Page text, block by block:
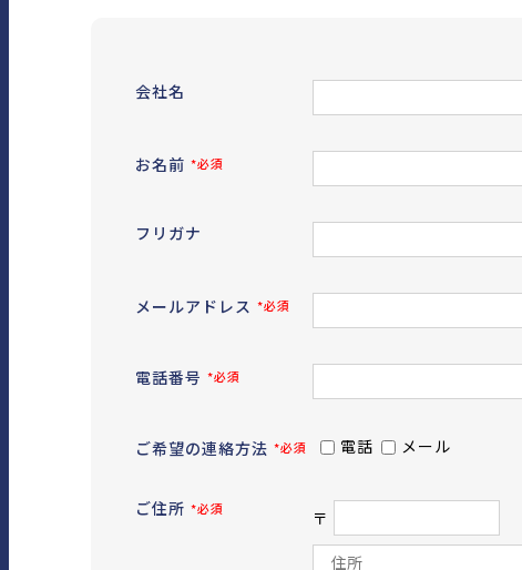
会社名
お名前 *必須
フリガナ
メールアドレス *必須
電話番号 *必須
ご希望の連絡方法 *必須 電話 メール
ご住所 *必須 〒